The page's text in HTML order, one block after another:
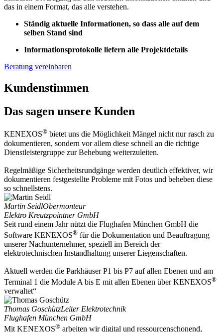
das in einem Format, das alle verstehen.
Ständig aktuelle Informationen, so dass alle auf dem
selben Stand sind
Informationsprotokolle liefern alle Projektdetails
Beratung vereinbaren
Kundenstimmen
Das sagen unsere Kunden
KENEXOS® bietet uns die Möglichkeit Mängel nicht nur rasch zu
dokumentieren, sondern vor allem diese schnell an die richtige
Dienstleistergruppe zur Behebung weiterzuleiten.
Regelmäßige Sicherheitsrundgänge werden deutlich effektiver, wir
dokumentieren festgestellte Probleme mit Fotos und beheben diese
so schnellstens.
Martin SeidlObermonteur
Elektro Kreutzpointner GmbH
Seit rund einem Jahr nützt die Flughafen München GmbH die
Software KENEXOS® für die Dokumentation und Beauftragung
unserer Nachunternehmer, speziell im Bereich der
elektrotechnischen Instandhaltung unserer Liegenschaften.
Aktuell werden die Parkhäuser P1 bis P7 auf allen Ebenen und am
Terminal 1 die Module A bis E mit allen Ebenen über KENEXOS®
verwaltet“
Thomas GoschützLeiter Elektrotechnik
Flughafen München GmbH
Mit KENEXOS® arbeiten wir digital und ressourcenschonend,